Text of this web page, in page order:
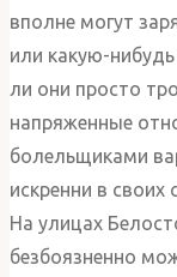
вполне могут
или какую-
ли они просто
напряженные
болельщиками
искренни в
На улицах
безбоязненно